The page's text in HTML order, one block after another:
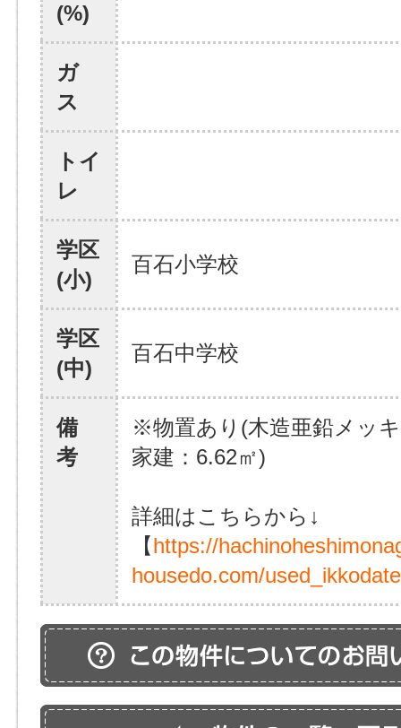
(%)
ガ
ス
トイ
レ
学区
(小)
百石小学校
学区
(中)
百石中学校
備
考
※物置あり(木造亜鉛メッ
家建：6.62㎡)
詳細はこちらから↓
【https://
housedo.com/